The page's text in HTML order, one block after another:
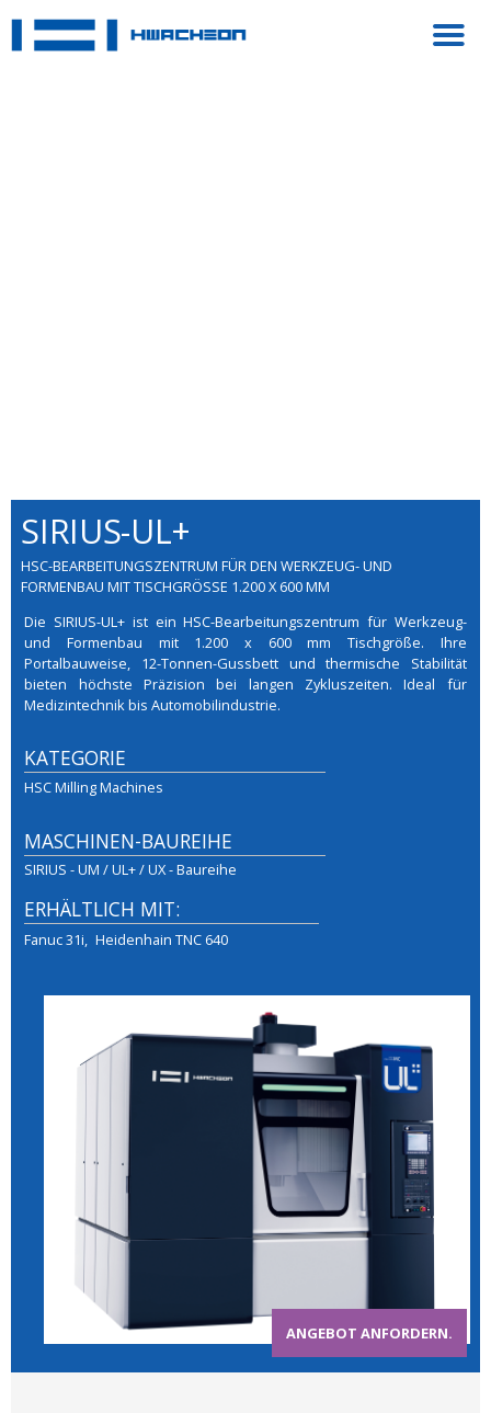
SIRIUS-UL+
HSC-BEARBEITUNGSZENTRUM FÜR DEN WERKZEUG- UND
FORMENBAU MIT TISCHGRÖSSE 1.200 X 600 MM
Die SIRIUS-UL+ ist ein HSC-Bearbeitungszentrum für Werkzeug-
und Formenbau mit 1.200 x 600 mm Tischgröße. Ihre
Portalbauweise, 12-Tonnen-Gussbett und thermische Stabilität
bieten höchste Präzision bei langen Zykluszeiten. Ideal für
Medizintechnik bis Automobilindustrie.
KATEGORIE
HSC Milling Machines
MASCHINEN-BAUREIHE
SIRIUS - UM / UL+ / UX - Baureihe
ERHÄLTLICH MIT:
Fanuc 31i Heidenhain TNC 640
ANGEBOT ANFORDERN.